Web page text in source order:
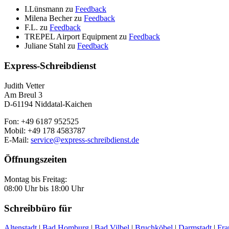
I.Lünsmann zu Feedback
Milena Becherzu Feedback
F.L. zu Feedback
TREPEL Airport Equipment zu Feedback
Juliane Stahl zu Feedback
Express-Schreibdienst
Judith Vetter
Am Breul 3
D-61194 Niddatal-Kaichen
Fon: +49 6187 952525
Mobil: +49 178 4583787
E-Mail: service@express-schreibdienst.de
Öffnungszeiten
Montag bis Freitag:
08:00 Uhr bis 18:00 Uhr
Schreibbüro für